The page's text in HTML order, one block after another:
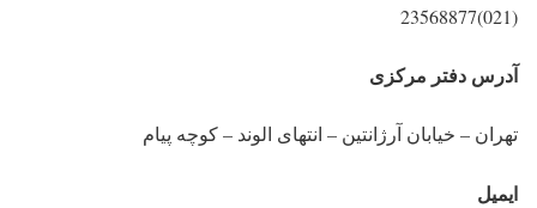
(021)23568877
آدرس دفتر مرکزی
تهران – خیابان آرژانتین – انتهای الوند – کوچه پیام
ایمیل